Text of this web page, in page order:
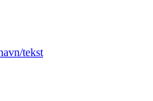
tekst